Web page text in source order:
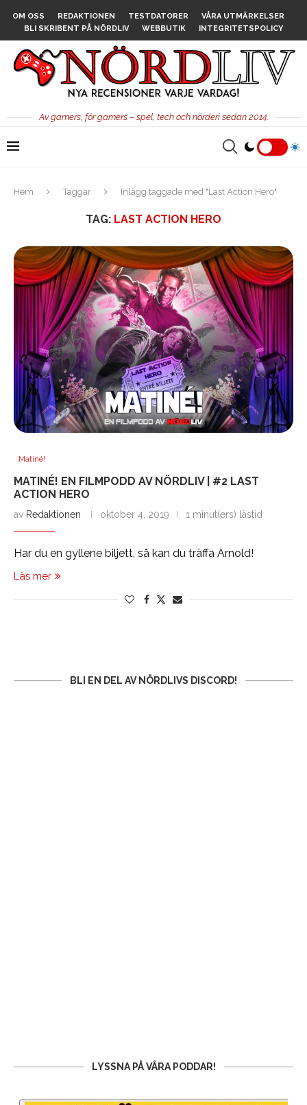
OM OSS REDAKTIONEN TESTDATORER
VÅRA UTMÄRKELSER
BLI SKRIBENT PÅ NÖRDLIV
WEBBUTIK INTEGRITETSPOLICY
Av gamers, för gamers – spel, tech och nörderi sedan 2014.
Hem Taggar Inlägg taggade med "Last Action Hero"
TAG: LAST ACTION HERO
Matiné!
MATINÉ! EN FILMPODD AV NÖRDLIV | #2 LAST
ACTION HERO
av Redaktionen oktober 4, 2019 1 minut(ers) lästid
Har du en gyllene biljett, så kan du träffa Arnold!
Läs mer
BLI EN DEL AV NÖRDLIVS DISCORD!
LYSSNA PÅ VÅRA PODDAR!